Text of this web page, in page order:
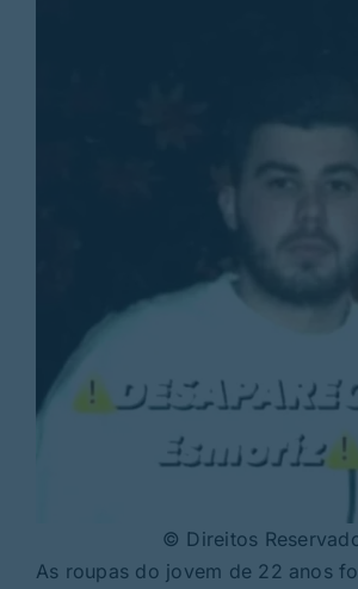
© Direitos
As roupas do jovem de 22 anos